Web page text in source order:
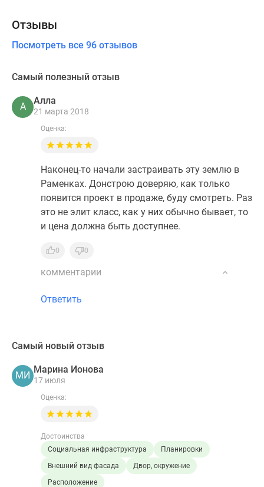
Отзывы
Посмотреть все 96 отзывов
Самый полезный отзыв
А
Алла
21 марта 2018
Оценка:
Наконец-то начали застраивать эту землю в
Раменках. Донстрою доверяю, как только
появится проект в продаже, буду смотреть. Раз
это не элит класс, как у них обычно бывает, то
и цена должна быть доступнее.
0 0
комментарии
Ответить
Самый новый отзыв
МИ
Марина Ионова
17 июля
Оценка:
Достоинства
Социальная инфраструктура
Планировки
Внешний вид фасада
Двор, окружение
Расположение